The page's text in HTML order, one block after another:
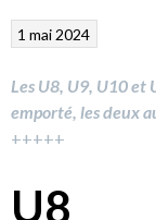
1 mai 2024
Les U8, U9, U10 et
emporté, les deux
+++++
U8